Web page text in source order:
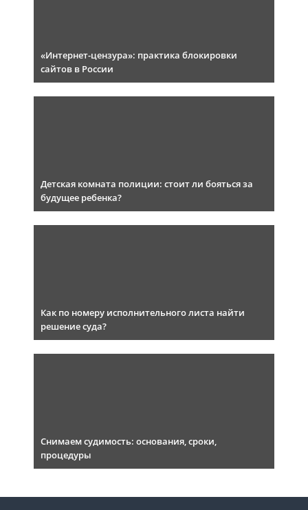
«Интернет-цензура»: практика блокировки
сайтов в России
Детская комната полиции: стоит ли бояться за
будущее ребенка?
Как по номеру исполнительного листа найти
решение суда?
Снимаем судимость: основания, сроки,
процедуры